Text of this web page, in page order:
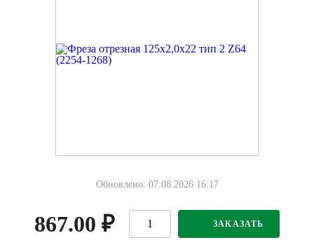
Обновлено: 07.08.2026 16:17
867.00 ₽ ЗАКАЗАТЬ